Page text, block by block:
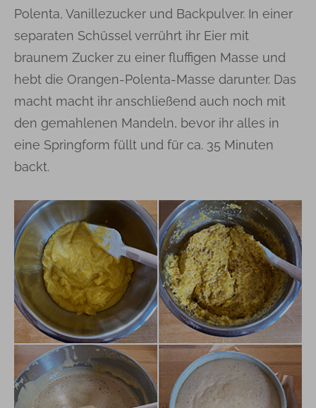
Polenta, Vanillezucker und Backpulver. In einer
separaten Schüssel verrührt ihr Eier mit
braunem Zucker zu einer fluffigen Masse und
hebt die Orangen-Polenta-Masse darunter. Das
macht macht ihr anschließend auch noch mit
den gemahlenen Mandeln, bevor ihr alles in
eine Springform füllt und für ca. 35 Minuten
backt.